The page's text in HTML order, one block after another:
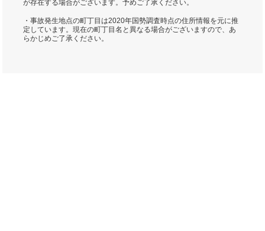
が存在する場合がございます。予めご了承ください。
・事故発生地点の町丁目は2020年国勢調査時点の住所情報を元に推
定しています。現在の町丁目名と異なる場合がございますので、あ
らかじめご了承ください。